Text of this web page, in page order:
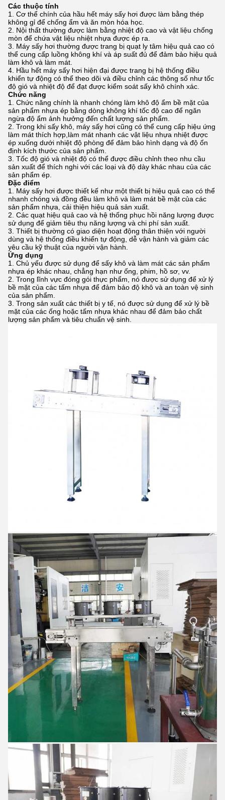
Các thuộc tính
Cơ thể chính của hầu hết máy sấy hơi được làm bằng thép
không gỉ để chống ẩm và ăn mòn hóa học.
Nội thất thường được làm bằng nhiệt độ cao và vật liệu chống
mòn để chứa vật liệu nhiệt nhựa được ép ra.
Máy sấy hơi thường được trang bị quạt ly tâm hiệu quả cao có
thể cung cấp luồng không khí và áp suất đủ để đảm bảo hiệu quả
làm khô và làm mát.
Hầu hết máy sấy hơi hiện đại được trang bị hệ thống điều
khiển tự động có thể theo dõi và điều chỉnh các thông số như tốc
độ gió và nhiệt độ để đạt được kiểm soát sấy khô chính xác.
Chức năng
Chức năng chính là nhanh chóng làm khô độ ẩm bề mặt của
sản phẩm nhựa ép bằng dòng không khí tốc độ cao để ngăn
ngừa độ ẩm ảnh hưởng đến chất lượng sản phẩm.
Trong khi sấy khô, máy sấy hơi cũng có thể cung cấp hiệu ứng
làm mát thích hợp,làm mát nhanh các vật liệu nhựa nhiệt được
ép xuống dưới nhiệt độ phòng để đảm bảo hình dạng và độ ổn
định kích thước của sản phẩm.
Tốc độ gió và nhiệt độ có thể được điều chỉnh theo nhu cầu
sản xuất để thích nghi với các loại và độ dày khác nhau của các
sản phẩm ép.
Đặc điểm
Máy sấy hơi được thiết kế như một thiết bị hiệu quả cao có thể
nhanh chóng và đồng đều làm khô và làm mát bề mặt của các
sản phẩm nhựa, cải thiện hiệu quả sản xuất.
Các quạt hiệu quả cao và hệ thống phục hồi năng lượng được
sử dụng để giảm tiêu thụ năng lượng và chi phí sản xuất.
Thiết bị thường có giao diện hoạt động thân thiện với người
dùng và hệ thống điều khiển tự động, dễ vận hành và giảm các
yêu cầu kỹ thuật của người vận hành.
Ứng dụng
Chủ yếu được sử dụng để sấy khô và làm mát các sản phẩm
nhựa ép khác nhau, chẳng hạn như ống, phim, hồ sơ, vv.
Trong lĩnh vực đóng gói thực phẩm, nó được sử dụng để xử lý
bề mặt của các tấm nhựa để đảm bảo độ khô và an toàn vệ sinh
của sản phẩm.
Trong sản xuất các thiết bị y tế, nó được sử dụng để xử lý bề
mặt của các ống hoặc tấm nhựa khác nhau để đảm bảo chất
lượng sản phẩm và tiêu chuẩn vệ sinh.